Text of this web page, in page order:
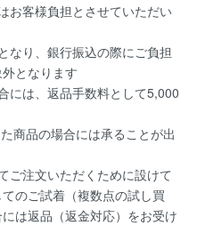
お客様負担とさせていただい
なり、銀行振込の際にご負担
となります
には、返品手数料として5,000
商品の場合には承ることが出
ご注文いただくために設けて
のご試着（複数点の試し買
は返品（返金対応）をお受け